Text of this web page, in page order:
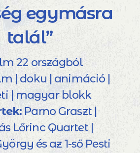
egymásra
talál”
22 országból
| doku | animáció |
| magyar blokk
Parno Graszt |
Lőrinc Quartet |
és az 1-ső Pesti